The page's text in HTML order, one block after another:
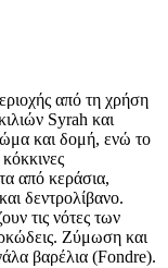
από τη χρήση
Syrah και
και δομή, ενώ το
από κεράσια,
δεντρολίβανο.
τις νότες των
Ζύμωση και
βαρέλια (Fondre).